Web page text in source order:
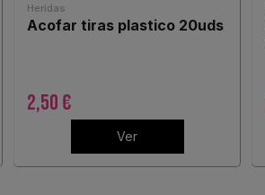
Heridas
Acofar tiras plastico 20uds
2,50 €
Ver